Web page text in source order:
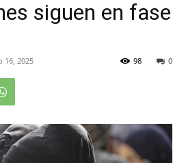
siguen en fase
16, 2025 0
98